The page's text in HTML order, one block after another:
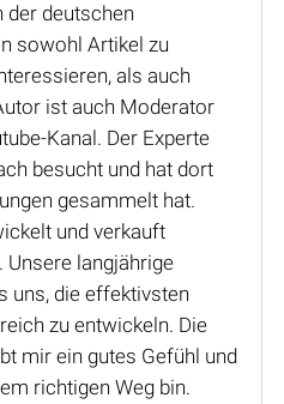
der deutschen
sowohl Artikel zu
als auch
ist auch Moderator
Kanal. Der Experte
besucht und hat dort
gesammelt hat.
und verkauft
langjährige
uns, die effektivsten
zu entwickeln. Die
mir ein gutes Gefühl und
richtigen Weg bin.